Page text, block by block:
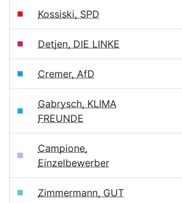
Kossiski, SPD
Detjen, DIE LINKE
Cremer, AfD
Gabrysch, KLIMA
FREUNDE
Campione,
Einzelbewerber
Zimmermann, GUT